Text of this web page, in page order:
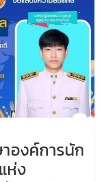
องค์การนัก
ห่ง